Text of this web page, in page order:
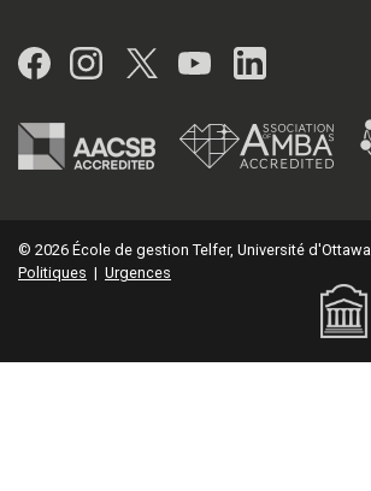
Facebook
Instagram
Twitter
YouTubeLinkedIn
© 2026 École de gestion Telfer, Université d'Ottawa
Politiques | Urgences